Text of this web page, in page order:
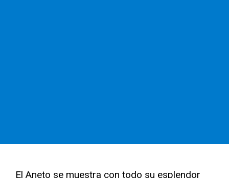
El Aneto se muestra con todo su esplendor